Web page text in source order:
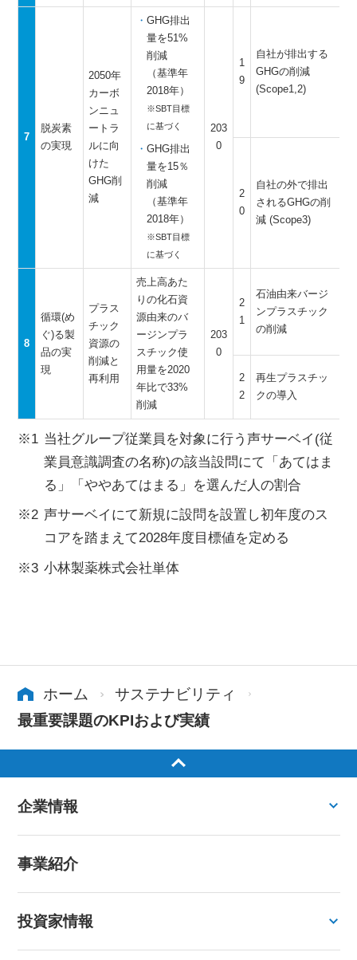
7
脱炭素
の実現
2050年
カーボ
ンニュ
ートラ
ルに向
けた
GHG削
減
GHG排出
量を51%
削減
（基準年
2018年）
※SBT目標
に基づく
GHG排出
量を15％
削減
（基準年
2018年）
※SBT目標
に基づく
203
0
1
9
自社が排出する
GHGの削減
(Scope1,2)
2
0
自社の外で排出
されるGHGの削
減 (Scope3)
8
循環(め
ぐ)る製
品の実
現
プラス
チック
資源の
削減と
再利用
売上高あた
りの化石資
源由来のバ
ージンプラ
スチック使
用量を2020
年比で33%
削減
203
0
2
1
石油由来バージ
ンプラスチック
の削減
2
2
再生プラスチッ
クの導入
当社グループ従業員を対象に行う声サーベイ(従
業員意識調査の名称)の該当設問にて「あてはま
る」「ややあてはまる」を選んだ人の割合
声サーベイにて新規に設問を設置し初年度のス
コアを踏まえて2028年度目標値を定める
小林製薬株式会社単体
ホーム
サステナビリティ
最重要課題のKPIおよび実績
企業情報
事業紹介
投資家情報